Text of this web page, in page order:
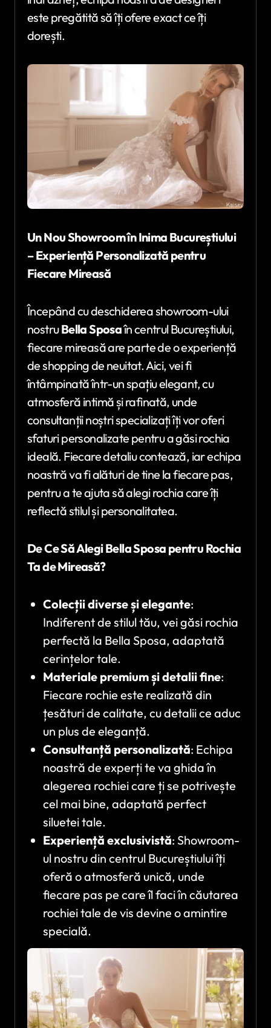
este pregătită să îți ofere exact ce îți
dorești.
Un Nou Showroom în Inima Bucureștiului
– Experiență Personalizată pentru
Fiecare Mireasă
Începând cu deschiderea showroom-ului
nostruBella Sposaîn centrul Bucureștiului,
fiecare mireasă are parte de o experiență
de shopping de neuitat. Aici, vei fi
întâmpinată într-un spațiu elegant, cu
atmosferă intimă și rafinată, unde
consultanții noștri specializați îți vor oferi
sfaturi personalizate pentru a găsi rochia
ideală. Fiecare detaliu contează, iar echipa
noastră va fi alături de tine la fiecare pas,
pentru a te ajuta să alegi rochia care îți
reflectă stilul și personalitatea.
De Ce Să Alegi Bella Sposa pentru Rochia
Ta de Mireasă?
Colecții diverse și elegante:
Indiferent de stilul tău, vei găsi rochia
perfectă la Bella Sposa, adaptată
cerințelor tale.
Materiale premium și detalii fine:
Fiecare rochie este realizată din
țesături de calitate, cu detalii ce aduc
un plus de eleganță.
Consultanță personalizată: Echipa
noastră de experți te va ghida în
alegerea rochiei care ți se potrivește
cel mai bine, adaptată perfect
siluetei tale.
Experiență exclusivistă: Showroom-
ul nostru din centrul Bucureștiului îți
oferă o atmosferă unică, unde
fiecare pas pe care îl faci în căutarea
rochiei tale de vis devine o amintire
specială.